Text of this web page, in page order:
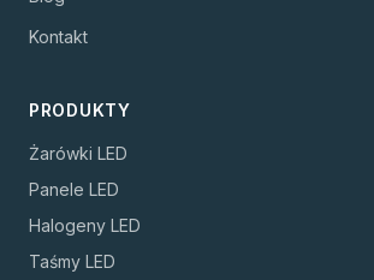
Kontakt
PRODUKTY
Żarówki LED
Panele LED
Halogeny LED
Taśmy LED